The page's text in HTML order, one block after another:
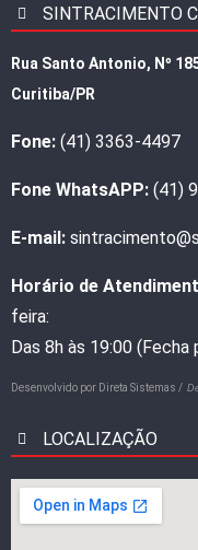
SINTRACIMENTO
Rua Santo Antonio, Nº
Curitiba/PR
Fone: (41) 3363-4497
Fone WhatsAPP: (41)
E-mail:
Horário de
feira:
Das 8h às 19:00 (Fecha
Desenvolvido por Direta Sistemas /
LOCALIZAÇÃO